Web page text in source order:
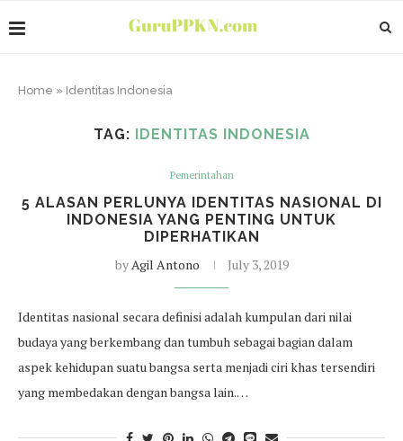
Home » Identitas Indonesia
TAG: IDENTITAS INDONESIA
Pemerintahan
5 ALASAN PERLUNYA IDENTITAS NASIONAL DI
INDONESIA YANG PENTING UNTUK
DIPERHATIKAN
byAgil Antono July 3, 2019
Identitas nasional secara definisi adalah kumpulan dari nilai
budaya yang berkembang dan tumbuh sebagai bagian dalam
aspek kehidupan suatu bangsa serta menjadi ciri khas tersendiri
yang membedakan dengan bangsa lain.…